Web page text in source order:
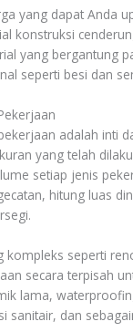
yang dapat Anda
konstruksi
yang bergantung
seperti besi dan
adalah inti
yang telah
setiap jenis
hitung luas
kompleks seperti
secara terpisah
lama,
sanitair, dan